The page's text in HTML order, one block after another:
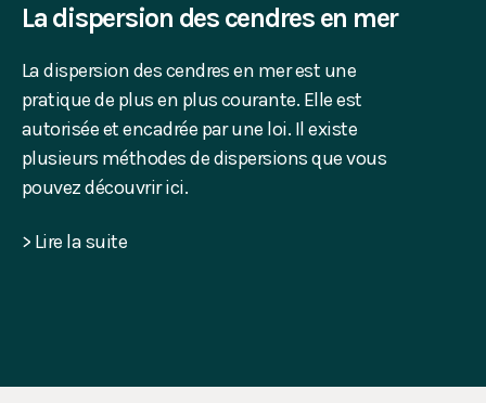
La dispersion des cendres en mer
La dispersion des cendres en mer est une
pratique de plus en plus courante. Elle est
autorisée et encadrée par une loi. Il existe
plusieurs méthodes de dispersions que vous
pouvez découvrir ici.
> Lire la suite